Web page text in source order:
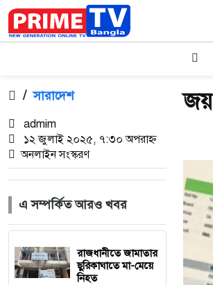
/ সারাদেশ
admim
১২ জুলাই ২০২৫, ৭:৩০ অপরাহ্ন
অনলাইন সংস্করণ
এ সম্পর্কিত আরও খবর
রাজধানীতে জামাতার
ছুরিকাঘাতে মা-মেয়ে
নিহত